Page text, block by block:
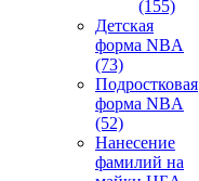
(155)
Детская
форма NBA
(73)
Подростковая
форма NBA
(52)
Нанесение
фамилий на